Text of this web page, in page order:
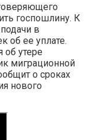
госпошлину. К
в
об ее уплате.
об утере
миграционной
о сроках
нового